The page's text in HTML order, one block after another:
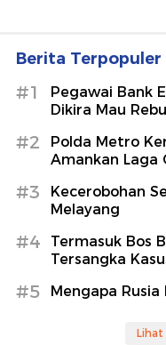
Berita Terpopuler
#1
Pegawai Bank
Dikira Mau
#2
Polda Metro
Amankan Laga
#3
Kecerobohan
Melayang
#4
Termasuk Bos
Tersangka
#5 Mengapa
Lihat